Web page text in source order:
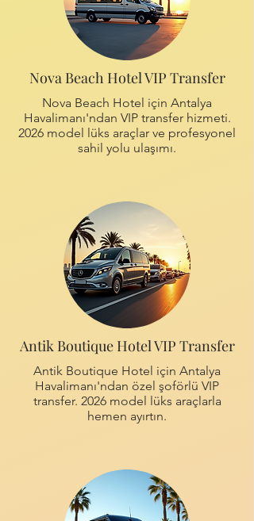
Nova Beach Hotel VIP Transfer
Nova Beach Hotel için Antalya
Havalimanı'ndan VIP transfer hizmeti.
2026 model lüks araçlar ve profesyonel
sahil yolu ulaşımı.
Antik Boutique Hotel VIP Transfer
Antik Boutique Hotel için Antalya
Havalimanı'ndan özel şoförlü VIP
transfer. 2026 model lüks araçlarla
hemen ayırtın.